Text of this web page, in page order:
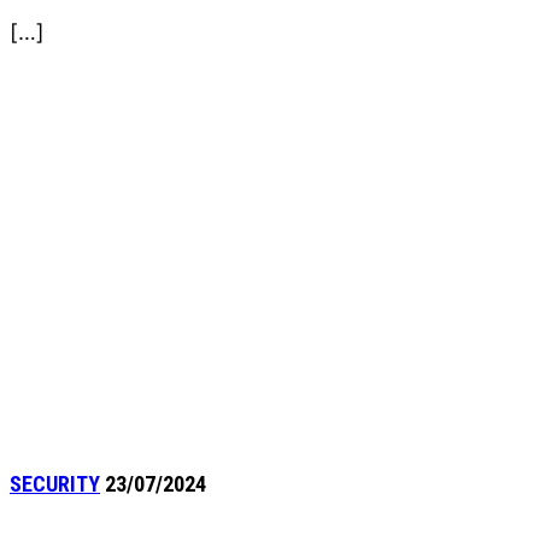
[…]
SECURITY 23/07/2024